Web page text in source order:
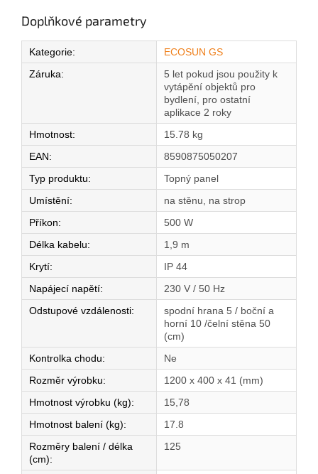
Doplňkové parametry
Kategorie:
ECOSUN GS
Záruka:
5 let pokud jsou použity k
vytápění objektů pro
bydlení, pro ostatní
aplikace 2 roky
Hmotnost:
15.78 kg
EAN:
8590875050207
Typ produktu:
Topný panel
Umístění:
na stěnu, na strop
Příkon:
500 W
Délka kabelu:
1,9 m
Krytí:
IP 44
Napájecí napětí:
230 V / 50 Hz
Odstupové vzdálenosti:
spodní hrana 5 / boční a
horní 10 /čelní stěna 50
(cm)
Kontrolka chodu:
Ne
Rozměr výrobku:
1200 x 400 x 41 (mm)
Hmotnost výrobku (kg):
15,78
Hmotnost balení (kg):
17.8
Rozměry balení / délka
(cm):
125